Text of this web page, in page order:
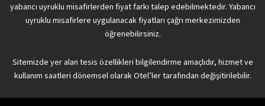
yabancı uyruklu misafirlerden fiyat farkı talep edebilmektedir. Yabancı
uyruklu misafirlere uygulanacak fiyatları çağrı merkezimizden
öğrenebilirsiniz.
Sitemizde yer alan tesis özellikleri bilgilendirme amaçlıdır, hizmet ve
kullanım saatleri dönemsel olarak Otel’ler tarafından değişitirilebilir.